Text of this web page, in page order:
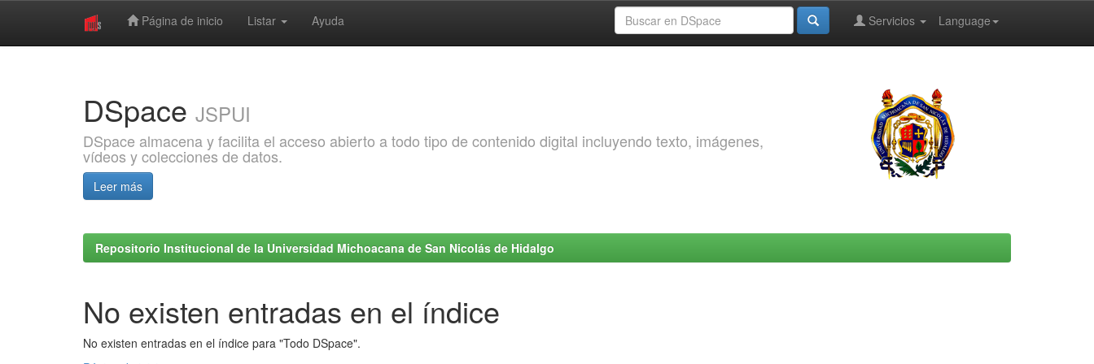
Página de inicio Listar Ayuda Language
Servicios
DSpace JSPUI
DSpace almacena y facilita el acceso abierto a todo tipo de contenido digital incluyendo texto, imágenes,
vídeos y colecciones de datos.
Leer más
Repositorio Institucional de la Universidad Michoacana de San Nicolás de Hidalgo
No existen entradas en el índice
No existen entradas en el índice para "Todo DSpace".